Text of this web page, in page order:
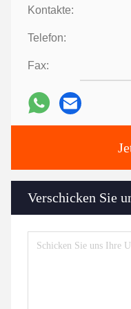
Kontakte:
Telefon:
Fax:
Verschicken Sie